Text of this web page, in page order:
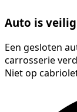
Auto is veilig
Een gesloten
carrosserie
Niet op